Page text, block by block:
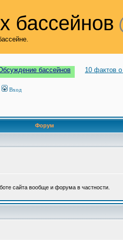
бассейнов
бассейнов 10 фактов
Вход
Форум
сайта вообще и форума в частности.